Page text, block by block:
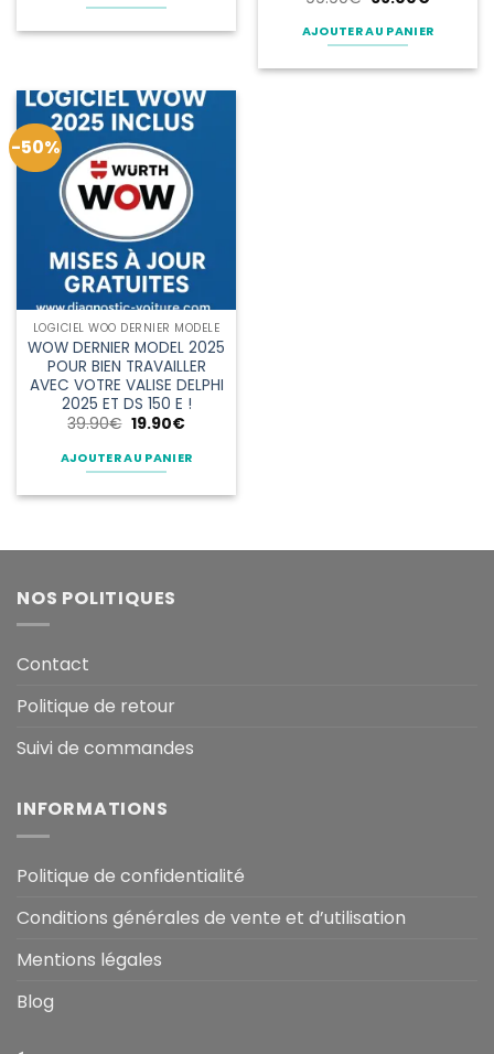
initial
était :
actuel
est :
AJOUTER AU PANIER
-50%
LOGICIEL WOO DERNIER MODELE
WOW DERNIER MODEL 2025
POUR BIEN TRAVAILLER
AVEC VOTRE VALISE DELPHI
2025 ET DS 150 E !
39.90€ Le
initial
était :
39.90€.
19.90€Le
actuel
est :
AJOUTER AU PANIER
NOS POLITIQUES
Contact
Politique de retour
Suivi de commandes
INFORMATIONS
Politique de confidentialité
Conditions générales de vente et d’utilisation
Mentions légales
Blog